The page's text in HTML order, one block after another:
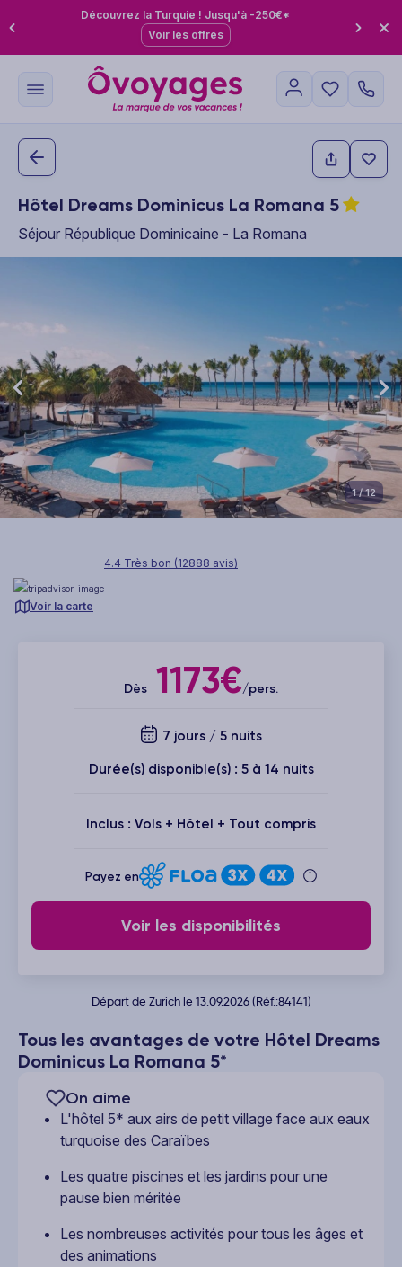
Découvrez la Turquie ! Jusqu'à -250€*
Voir les offres
Hôtel Dreams Dominicus La Romana 5
Séjour République Dominicaine - La Romana
1/ 12
4.4 Très bon (12888 avis)
Voir la carte
Tous les avantages de votre Hôtel Dreams
Dominicus La Romana 5*
On aime
L'hôtel 5* aux airs de petit village face aux eaux
turquoise des Caraïbes
Les quatre piscines et les jardins pour une
pause bien méritée
Les nombreuses activités pour tous les âges et
des animations
Dès 1173€/pers.
7 jours / 5 nuits
Durée(s) disponible(s) : 5 à 14 nuits
Inclus : Vols + Hôtel + Tout compris
Payez en
Voir les disponibilités
Départ de Zurich le 13.09.2026 (Réf.:84141)